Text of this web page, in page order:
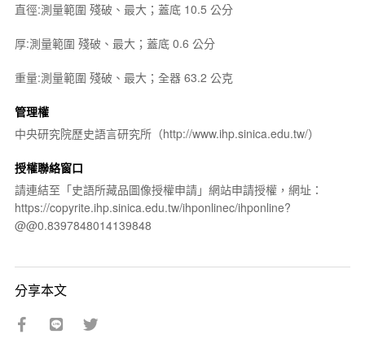
直徑:測量範圍 殘破、最大；蓋底 10.5 公分
厚:測量範圍 殘破、最大；蓋底 0.6 公分
重量:測量範圍 殘破、最大；全器 63.2 公克
管理權
中央研究院歷史語言研究所（http://www.ihp.sinica.edu.tw/）
授權聯絡窗口
請連結至「史語所藏品圖像授權申請」網站申請授權，網址：
https://copyrite.ihp.sinica.edu.tw/ihponlinec/ihponline?
@@0.8397848014139848
分享本文